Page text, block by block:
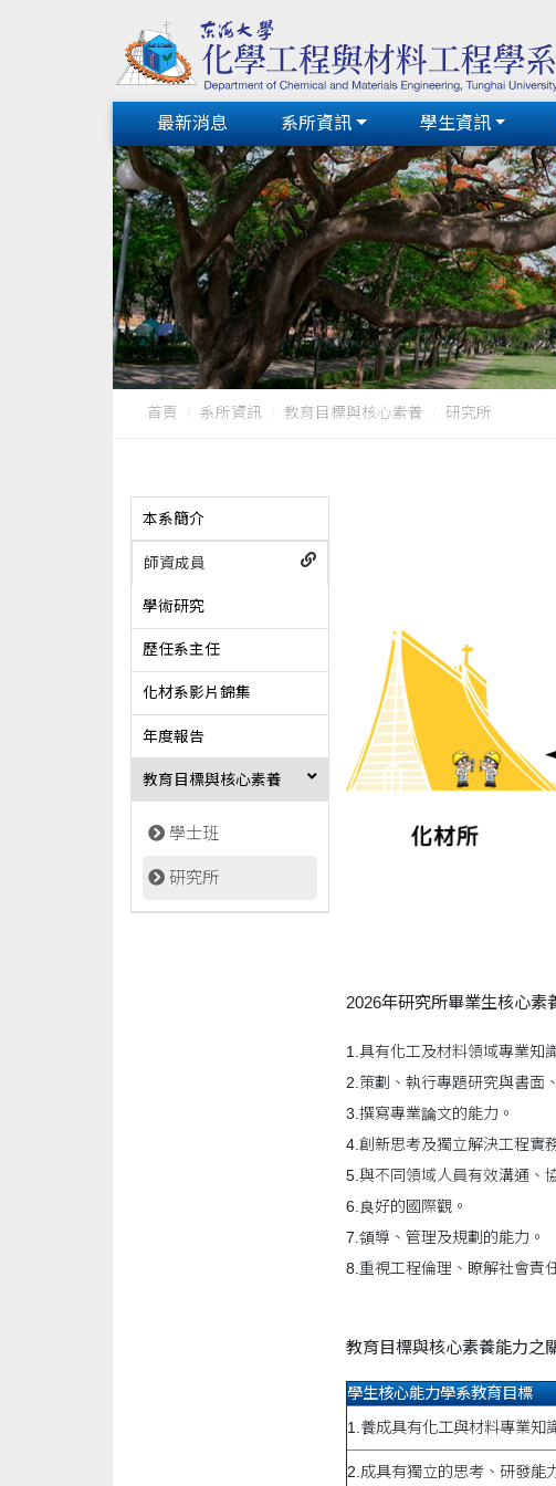
最新消息 系所資訊 學生資訊
首頁 系所資訊 教育目標與核心素養 研究所
本系簡介
師資成員
學術研究
歷任系主任
化材系影片錦集
年度報告
教育目標與核心素養
學士班
研究所
2026年研究所畢業生核心素
1.具有化工及材料領域專業知
2.策劃、執行專題研究與書面
3.撰寫專業論文的能力。
4.創新思考及獨立解決工程實
5.與不同領域人員有效溝通、
6.良好的國際觀。
7.領導、管理及規劃的能力。
8.重視工程倫理、瞭解社會責
教育目標與核心素養能力之
學生核心能力學系教育目標
1.養成具有化工與材料專業知
2.成具有獨立的思考、研發能